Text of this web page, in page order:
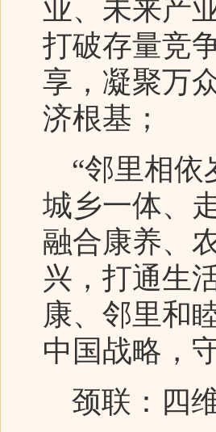
业、未来产
打破存量竞
享，凝聚万
济根基；
“邻里相依
城乡一体、
融合康养、
兴，打通生
康、邻里和
中国战略，
颈联：四